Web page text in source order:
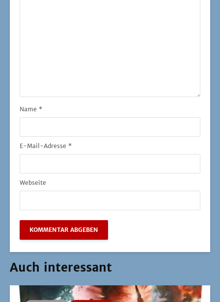
Name *
E-Mail-Adresse *
Webseite
Auch interessant